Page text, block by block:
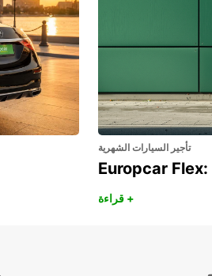
تأجير السيارات الشهرية
قراءة +